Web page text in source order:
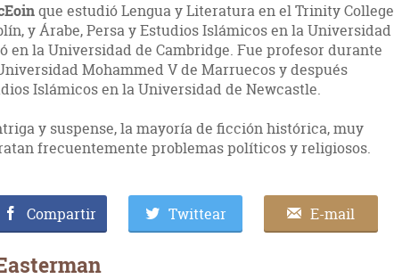
que estudió Lengua y Literatura en el Trinity College
y Árabe, Persa y Estudios Islámicos en la Universidad
en la Universidad de Cambridge. Fue profesor durante
Mohammed V de Marruecos y después
Islámicos en la Universidad de Newcastle.
y suspense, la mayoría de ficción histórica, muy
frecuentemente problemas políticos y religiosos.
Compartir Twittear E-mail